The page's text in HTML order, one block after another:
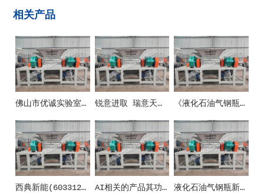
相关产品
佛山市优诚实验室设备有限公司 锐意进取 瑞意天诚关注实验室安全 《液化石油气钢瓶》新国标10月1日正式施行！防止液化气瓶事端这些要紧记！
西典新能(603312)_股票在市场上生意的金额_行情_走势图—东方财富网 AI相关的产品其功能和应用场景 液化石油气钢瓶新国标施行 清晰五方面安全规范